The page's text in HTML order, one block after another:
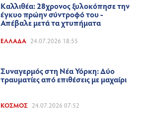
Καλλιθέα: 28χρονος ξυλοκόπησε την
έγκυο πρώην σύντροφό του -
Απέβαλε μετά τα χτυπήματα
ΕΛΛΆΔΑ 24.07.2026 18:55
Συναγερμός στη Νέα Υόρκη: Δύο
τραυματίες από επιθέσεις με μαχαίρι
ΚΌΣΜΟΣ 24.07.2026 07:52